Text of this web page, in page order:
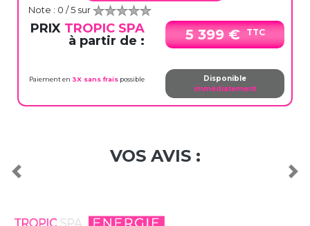
Note : 0 / 5 sur
PRIX TROPIC SPA
à partir de :
5 399 € TTC
Paiement en 3X sans frais possible
Disponible
immédiatement
VOS AVIS :
Previous